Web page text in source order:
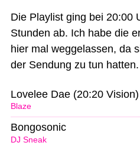
Die Playlist ging bei 20:00
Stunden ab. Ich habe die
hier mal weggelassen, da
der Sendung zu tun hatten.
Blaze
Lovelee Dae (20:20 Vision)
DJ Sneak
Bongosonic